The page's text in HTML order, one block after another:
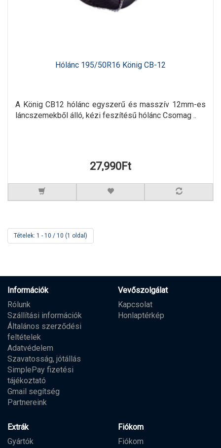
Hólánc 195/50R16 König CB-12
A König CB12 hólánc egyszerű és masszív 12mm-es
láncszemekből álló, kézi feszítésű hólánc Csomag ..
27,990Ft
Tételek: 1 - 10 / 10 (1 oldal)
Információk
Rólunk
Szállítási információk
Általános szerződési
feltételek
Adatvédelem
Szavatosság, jótállás
SimplePay fizetési
tájékoztató
Gmail segítség
Partnereink
Vevőszolgálat
Kapcsolat
Honlaptérkép
Extrák
Gyártók
Fiókom
Fiókom